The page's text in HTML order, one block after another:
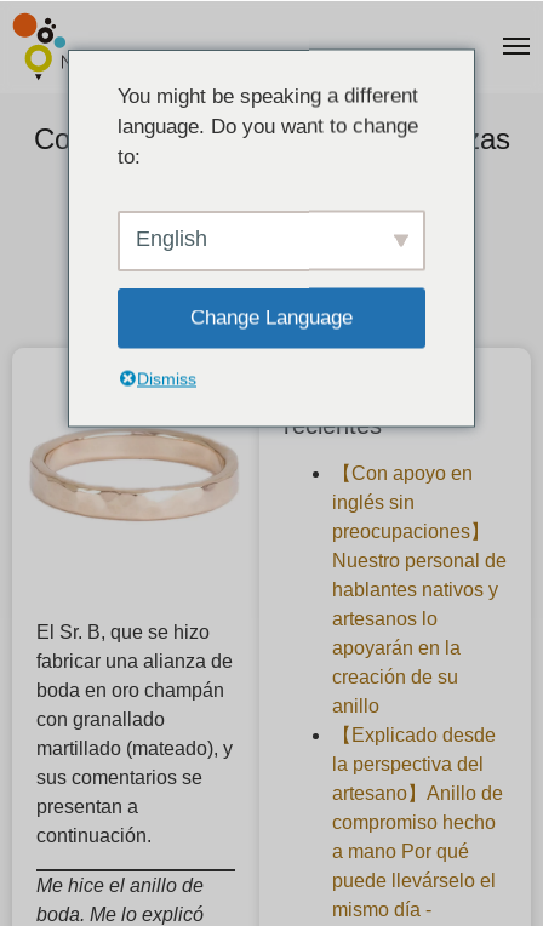
Comentarios de los clientes] Alianzas
champán cepillado.
2022-01-30
El Sr. B, que se hizo
fabricar una alianza de
boda en oro champán
con granallado
martillado (mateado), y
sus comentarios se
presentan a
continuación.
Me hice el anillo de
boda. Me lo explicó
recientes
【Con apoyo en
inglés sin
preocupaciones】
Nuestro personal de
hablantes nativos y
artesanos lo
apoyarán en la
creación de su
anillo
【Explicado desde
la perspectiva del
artesano】Anillo de
compromiso hecho
a mano Por qué
puede llevárselo el
mismo día -
You might be speaking a different
language. Do you want to change
to:
English
Change Language
Dismiss